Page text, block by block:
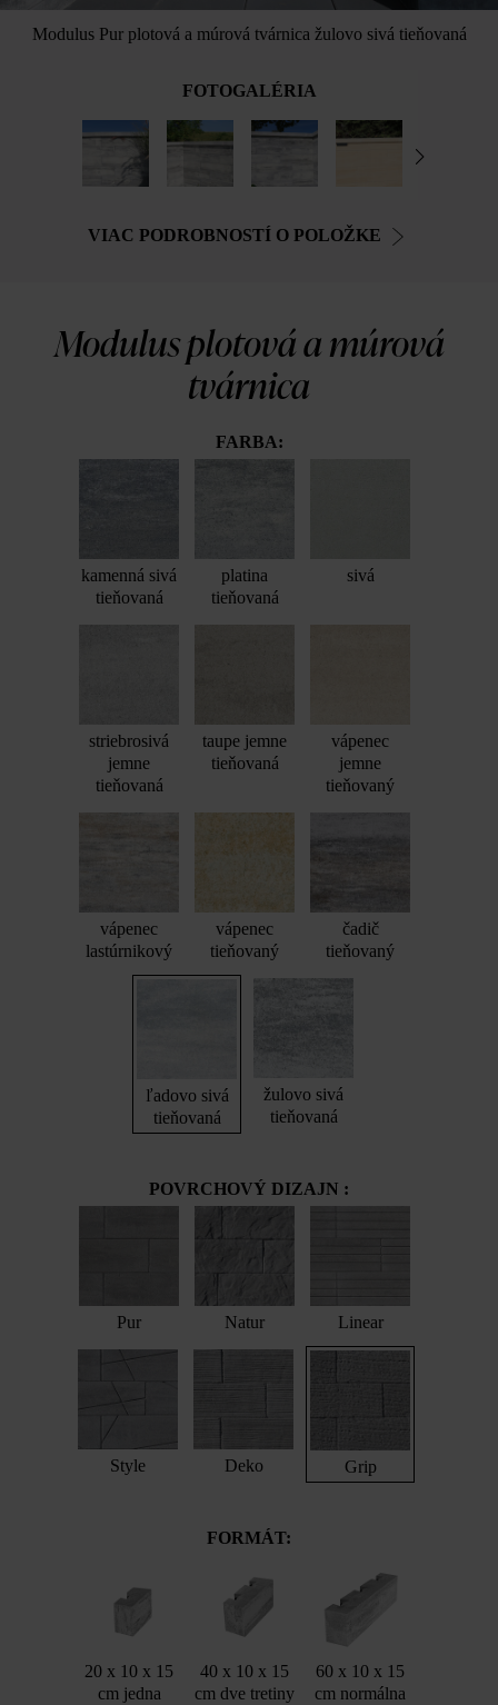
Modulus Pur plotová a múrová tvárnica žulovo sivá tieňovaná
FOTOGALÉRIA
VIAC PODROBNOSTÍ O POLOŽKE
Modulus plotová a múrová
tvárnica
FARBA:
kamenná sivá
tieňovaná
platina
tieňovaná
sivá
striebrosivá
jemne
tieňovaná
taupe jemne
tieňovaná
vápenec
jemne
tieňovaný
vápenec
lastúrnikový
vápenec
tieňovaný
čadič
tieňovaný
ľadovo sivá
tieňovaná
žulovo sivá
tieňovaná
POVRCHOVÝ DIZAJN :
Pur Natur Linear
Style Deko Grip
FORMÁT:
20 x 10 x 15
cm jedna
40 x 10 x 15
cm dve tretiny
60 x 10 x 15
cm normálna